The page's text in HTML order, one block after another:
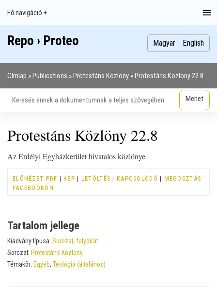
Main
navigation
Fő navigáció +
Index
Publikációk
Szakdolgozatok
Képek
Szerzők
Repo › Proteo Magyar English
Címlap Publications Protestáns Közlöny Protestáns Közlöny 22.8
Protestáns Közlöny 22.8
Az Erdélyi Egyházkerület hivatalos közlönye
ELŐNÉZET PDF |KÉP | LETÖLTÉS | KAPCSOLÓDÓ | MEGOSZTÁS
FACEBOOKON
Tartalom jellege
Kiadvány típusa: Sorozat, folyóirat
Sorozat: Protestáns Közlöny
Témakör: Egyéb, Teológia (általános)